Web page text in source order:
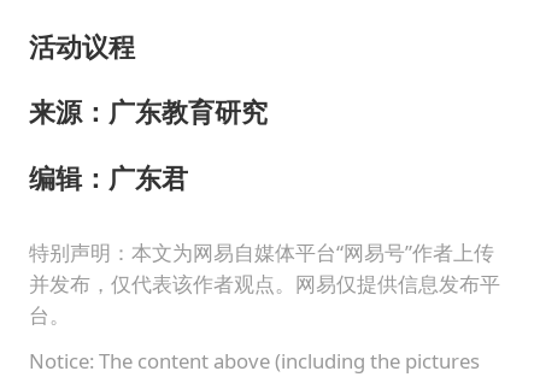
活动议程
来源：广东教育研究
编辑：广东君
特别声明：本文为网易自媒体平台“网易号”作者上传
并发布，仅代表该作者观点。网易仅提供信息发布平
台。
Notice: The content above (including the pictures